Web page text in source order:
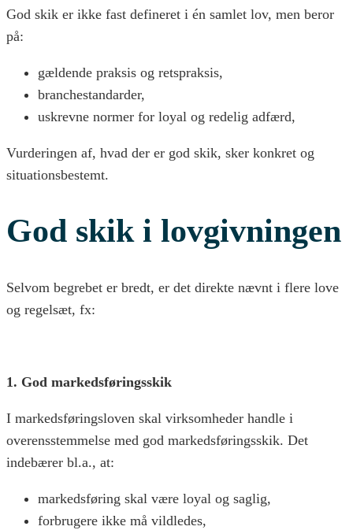
God skik er ikke fast defineret i én samlet lov, men beror
på:
gældende praksis og retspraksis,
branchestandarder,
uskrevne normer for loyal og redelig adfærd,
Vurderingen af, hvad der er god skik, sker konkret og
situationsbestemt.
God skik i lovgivningen
Selvom begrebet er bredt, er det direkte nævnt i flere love
og regelsæt, fx:
1. God markedsføringsskik
I markedsføringsloven skal virksomheder handle i
overensstemmelse med god markedsføringsskik. Det
indebærer bl.a., at:
markedsføring skal være loyal og saglig,
forbrugere ikke må vildledes,